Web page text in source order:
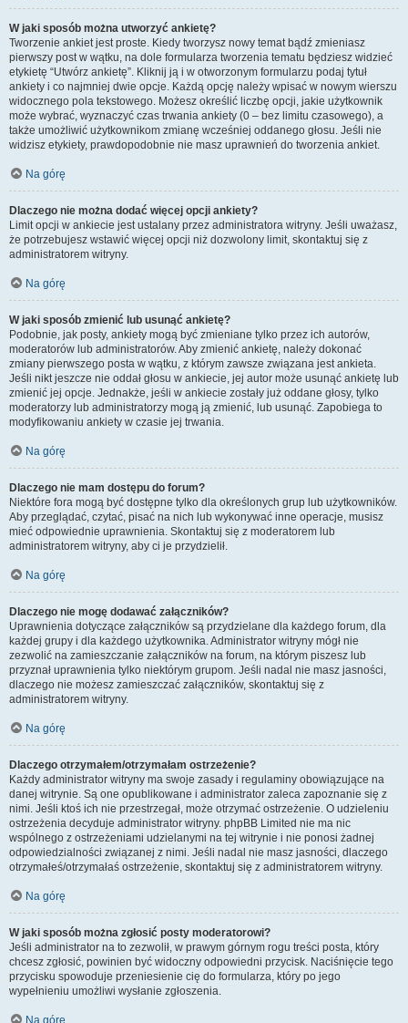
W jaki sposób można utworzyć ankietę?
Tworzenie ankiet jest proste. Kiedy tworzysz nowy temat bądź zmieniasz
pierwszy post w wątku, na dole formularza tworzenia tematu będziesz widzieć
etykietę “Utwórz ankietę”. Kliknij ją i w otworzonym formularzu podaj tytuł
ankiety i co najmniej dwie opcje. Każdą opcję należy wpisać w nowym wierszu
widocznego pola tekstowego. Możesz określić liczbę opcji, jakie użytkownik
może wybrać, wyznaczyć czas trwania ankiety (0 – bez limitu czasowego), a
także umożliwić użytkownikom zmianę wcześniej oddanego głosu. Jeśli nie
widzisz etykiety, prawdopodobnie nie masz uprawnień do tworzenia ankiet.
Na górę
Dlaczego nie można dodać więcej opcji ankiety?
Limit opcji w ankiecie jest ustalany przez administratora witryny. Jeśli uważasz,
że potrzebujesz wstawić więcej opcji niż dozwolony limit, skontaktuj się z
administratorem witryny.
Na górę
W jaki sposób zmienić lub usunąć ankietę?
Podobnie, jak posty, ankiety mogą być zmieniane tylko przez ich autorów,
moderatorów lub administratorów. Aby zmienić ankietę, należy dokonać
zmiany pierwszego posta w wątku, z którym zawsze związana jest ankieta.
Jeśli nikt jeszcze nie oddał głosu w ankiecie, jej autor może usunąć ankietę lub
zmienić jej opcje. Jednakże, jeśli w ankiecie zostały już oddane głosy, tylko
moderatorzy lub administratorzy mogą ją zmienić, lub usunąć. Zapobiega to
modyfikowaniu ankiety w czasie jej trwania.
Na górę
Dlaczego nie mam dostępu do forum?
Niektóre fora mogą być dostępne tylko dla określonych grup lub użytkowników.
Aby przeglądać, czytać, pisać na nich lub wykonywać inne operacje, musisz
mieć odpowiednie uprawnienia. Skontaktuj się z moderatorem lub
administratorem witryny, aby ci je przydzielił.
Na górę
Dlaczego nie mogę dodawać załączników?
Uprawnienia dotyczące załączników są przydzielane dla każdego forum, dla
każdej grupy i dla każdego użytkownika. Administrator witryny mógł nie
zezwolić na zamieszczanie załączników na forum, na którym piszesz lub
przyznał uprawnienia tylko niektórym grupom. Jeśli nadal nie masz jasności,
dlaczego nie możesz zamieszczać załączników, skontaktuj się z
administratorem witryny.
Na górę
Dlaczego otrzymałem/otrzymałam ostrzeżenie?
Każdy administrator witryny ma swoje zasady i regulaminy obowiązujące na
danej witrynie. Są one opublikowane i administrator zaleca zapoznanie się z
nimi. Jeśli ktoś ich nie przestrzegał, może otrzymać ostrzeżenie. O udzieleniu
ostrzeżenia decyduje administrator witryny. phpBB Limited nie ma nic
wspólnego z ostrzeżeniami udzielanymi na tej witrynie i nie ponosi żadnej
odpowiedzialności związanej z nimi. Jeśli nadal nie masz jasności, dlaczego
otrzymałeś/otrzymałaś ostrzeżenie, skontaktuj się z administratorem witryny.
Na górę
W jaki sposób można zgłosić posty moderatorowi?
Jeśli administrator na to zezwolił, w prawym górnym rogu treści posta, który
chcesz zgłosić, powinien być widoczny odpowiedni przycisk. Naciśnięcie tego
przycisku spowoduje przeniesienie cię do formularza, który po jego
wypełnieniu umożliwi wysłanie zgłoszenia.
Na górę